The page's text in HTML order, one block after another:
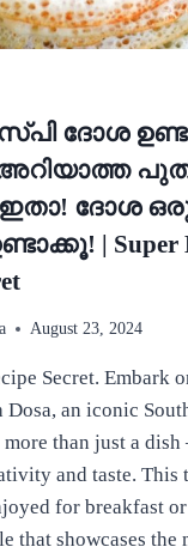
ദോശ
ദോശ
| Super
August 23, 2024
Secret. Embark
Dosa, an iconic
than just a dish
and taste. This
for breakfast or
that showcases the